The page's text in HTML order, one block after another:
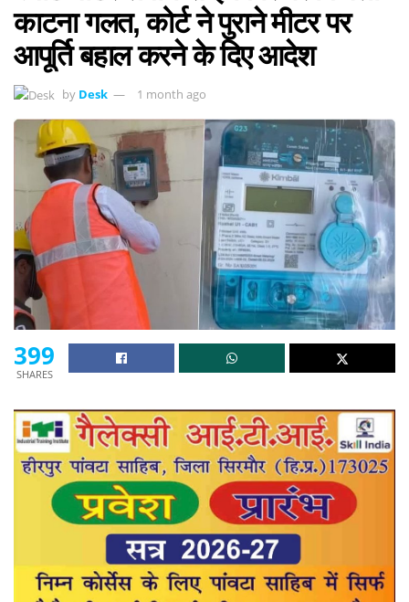
काटना गलत, कोर्ट ने पुराने मीटर पर
आपूर्ति बहाल करने के दिए आदेश
by Desk 1 month ago
399
SHARES